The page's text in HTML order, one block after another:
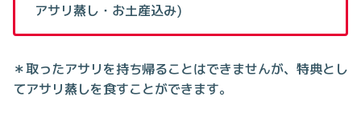
アサリ蒸し・お土産込み)
＊取ったアサリを持ち帰ることはできませんが、特典とし
てアサリ蒸しを食すことができます。